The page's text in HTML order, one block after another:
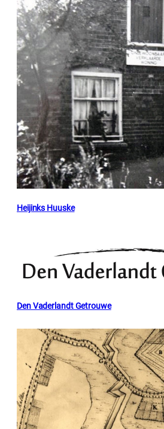
Heijinks Huuske
Den Vaderlandt Getrouwe